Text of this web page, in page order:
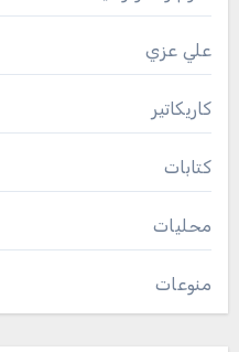
علي عزي
كاريكاتير
كتابات
محليات
منوعات